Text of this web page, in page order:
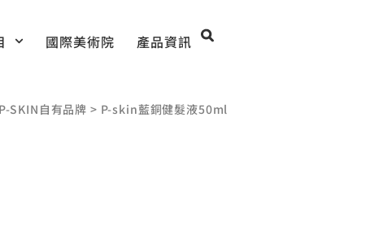
國際美術院 產品資訊
P-SKIN自有品牌 > P-skin藍銅健髮液50ml